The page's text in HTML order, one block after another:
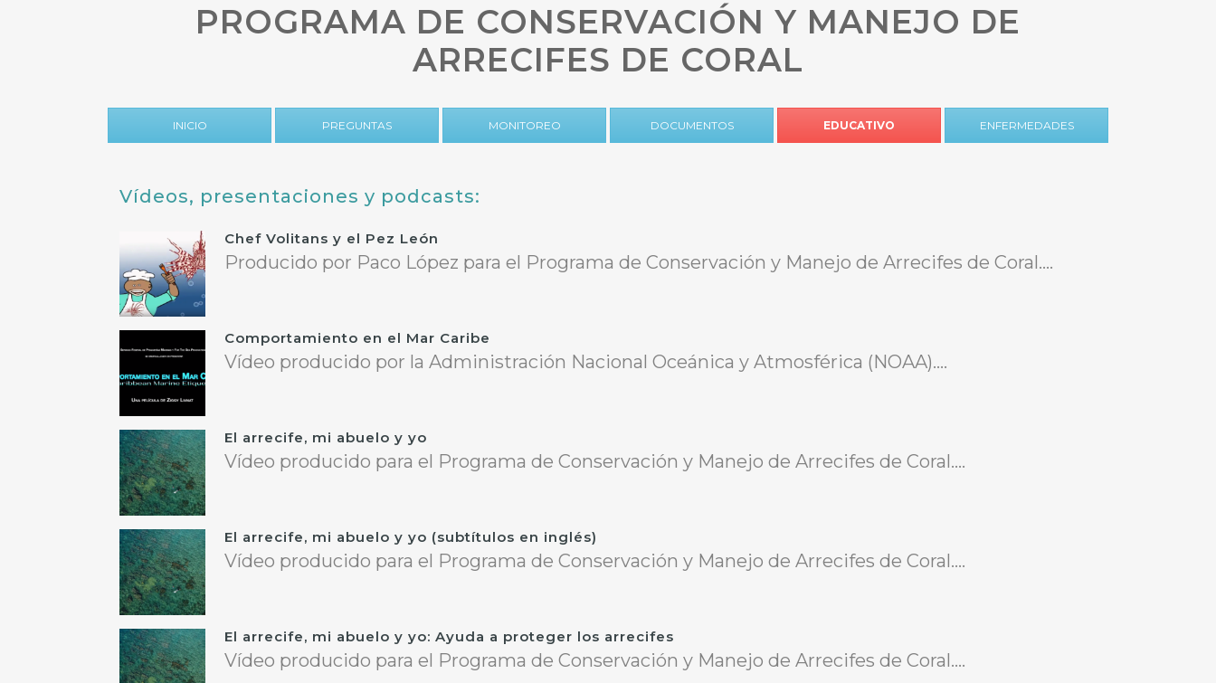
PROGRAMA DE CONSERVACIÓN Y MANEJO DE
ARRECIFES DE CORAL
INICIO PREGUNTAS MONITOREO DOCUMENTOS EDUCATIVO ENFERMEDADES
Vídeos, presentaciones y podcasts:
Chef Volitans y el Pez León
Producido por Paco López para el Programa de Conservación y Manejo de Arrecifes de Coral....
Comportamiento en el Mar Caribe
Vídeo producido por la Administración Nacional Oceánica y Atmosférica (NOAA)....
El arrecife, mi abuelo y yo
Vídeo producido para el Programa de Conservación y Manejo de Arrecifes de Coral....
El arrecife, mi abuelo y yo (subtítulos en inglés)
Vídeo producido para el Programa de Conservación y Manejo de Arrecifes de Coral....
El arrecife, mi abuelo y yo: Ayuda a proteger los arrecifes
Vídeo producido para el Programa de Conservación y Manejo de Arrecifes de Coral....